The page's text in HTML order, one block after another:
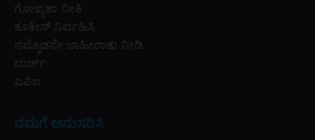
ಗೋಪ್ಯತಾ ನೀತಿ
ಕೂಕೀಸ್ ನಿರ್ವಹಿಸಿ
ನಮ್ಮೊಡನೇ ಜಾಹೀರಾತು ನೀಡಿ
ಮರ್ಚ್
ಎಪಿಐ
ನಮಗೆ ಅನುಸರಿಸಿ